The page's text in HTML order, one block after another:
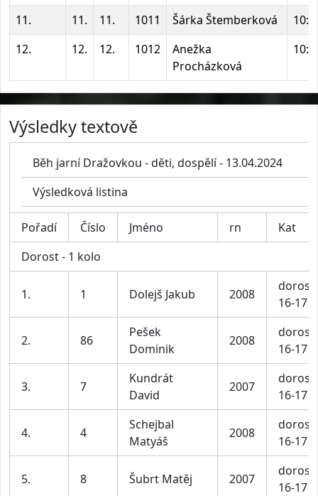
11.
11. 11. 1011 Šárka Štemberková
12.
12. 12. 1012
Anežka
Procházková
Výsledky textově
Běh jarní Dražovkou - děti, dospělí - 13.04.2024
Výsledková listina
Pořadí Číslo Jméno rn
Kat
Dorost - 1 kolo
1. 1 Dolejš Jakub 2008
16-17
2. 86
Pešek
Dominik
2008
16-17
3. 7
Kundrát
David
2007
16-17
4. 4
Schejbal
Matyáš
2008
16-17
5. 8 Šubrt Matěj 2007
16-17